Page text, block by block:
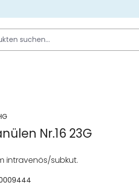
Nr.16 23G
intravenös/subkut.